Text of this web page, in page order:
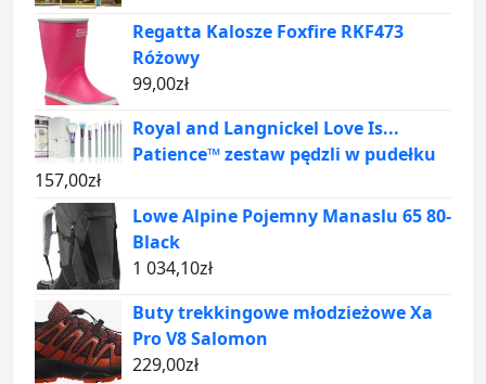
Regatta Kalosze Foxfire RKF473
Różowy
99,00zł
Royal and Langnickel Love Is...
Patience™ zestaw pędzli w pudełku
157,00zł
Lowe Alpine Pojemny Manaslu 65 80-
Black
1 034,10zł
Buty trekkingowe młodzieżowe Xa
Pro V8 Salomon
229,00zł